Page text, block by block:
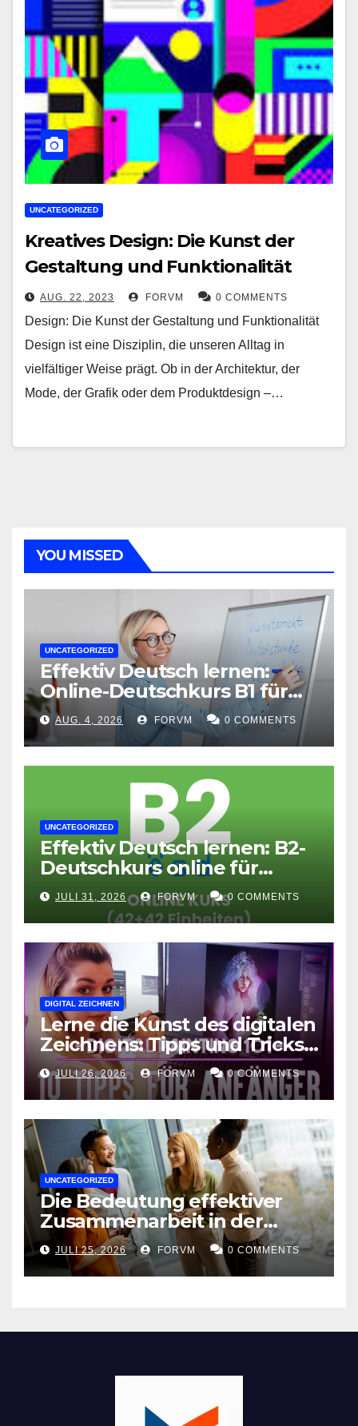
UNCATEGORIZED
Kreatives Design: Die Kunst der
Gestaltung und Funktionalität
AUG. 22, 2023 FORVM 0 COMMENTS
Design: Die Kunst der Gestaltung und Funktionalität
Design ist eine Disziplin, die unseren Alltag in
vielfältiger Weise prägt. Ob in der Architektur, der
Mode, der Grafik oder dem Produktdesign –…
YOU MISSED
UNCATEGORIZED
Effektiv Deutsch lernen:
Online-Deutschkurs B1 für
flexible Lernerfolge
AUG. 4, 2026 FORVM 0 COMMENTS
UNCATEGORIZED
Effektiv Deutsch lernen: B2-
Deutschkurs online für
Fortgeschrittene
JULI 31, 2026 FORVM 0 COMMENTS
DIGITAL ZEICHNEN
Lerne die Kunst des digitalen
Zeichnens: Tipps und Tricks
für kreative Ausdruckskunst
JULI 26, 2026 FORVM 0 COMMENTS
UNCATEGORIZED
Die Bedeutung effektiver
Zusammenarbeit in der
Arbeitswelt
JULI 25, 2026 FORVM 0 COMMENTS